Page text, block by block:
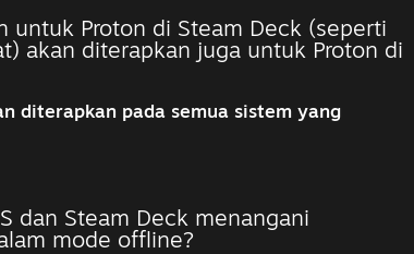
untuk Proton di Steam Deck (seperti
akan diterapkan juga untuk Proton di
diterapkan pada semua sistem yang
dan Steam Deck menangani
mode offline?